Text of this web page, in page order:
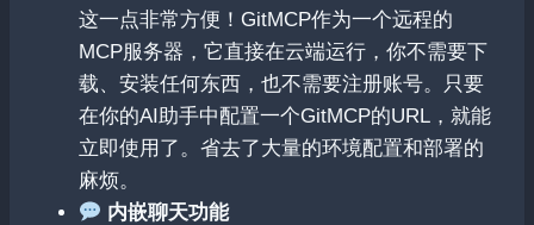
这一点非常方便！GitMCP作为一个远程的
MCP服务器，它直接在云端运行，你不需要下
载、安装任何东西，也不需要注册账号。只要
在你的AI助手中配置一个GitMCP的URL，就能
立即使用了。省去了大量的环境配置和部署的
麻烦。
内嵌聊天功能